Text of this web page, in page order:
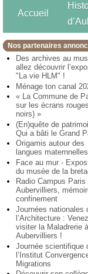
Accueil
Nos partenaires
Des archives au
allez découvrir
"La vie HLM" !
Ménage ton canal
« La Commune de
sur les écrans
noirs) »
(En)quête de
Qui a bâti le Grand
Origamis autour des
langues maternnelles
Face au mur -
du musée de la
Radio Campus Paris
Aubervilliers,
confinement
Journées nationales
l’Architecture : Venez
visiter la Maladrerie à
Aubervilliers !
Journée scientifique
l’Institut
Migrations